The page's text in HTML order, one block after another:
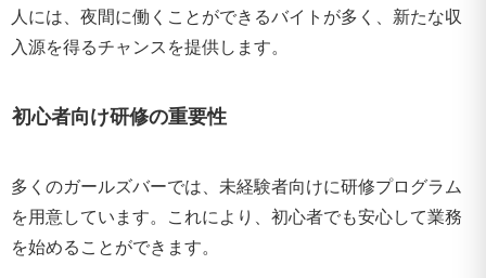
人には、夜間に働くことができるバイトが多く、新たな収
入源を得るチャンスを提供します。
初心者向け研修の重要性
多くのガールズバーでは、未経験者向けに研修プログラム
を用意しています。これにより、初心者でも安心して業務
を始めることができます。